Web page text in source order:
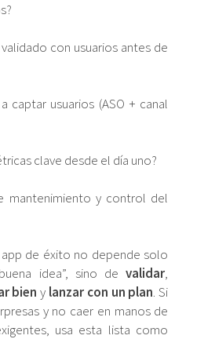
con usuarios antes de
captar usuarios (ASO + canal
clave desde el día uno?
mantenimiento y control del
app de éxito no depende solo
idea”, sino devalidar,
bien y lanzar con un plan. Si
y no caer en manos de
usa esta lista como